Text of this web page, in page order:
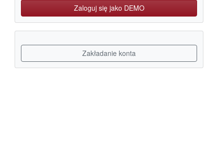
Zaloguj się jako DEMO
Zakładanie konta